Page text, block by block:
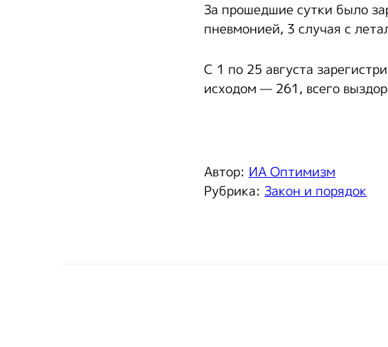
За прошедшие сутки было
пневмонией, 3 случая с
С 1 по 25 августа
исходом — 261, всего
Автор: ИА Оптимизм
Рубрика: Закон и порядок